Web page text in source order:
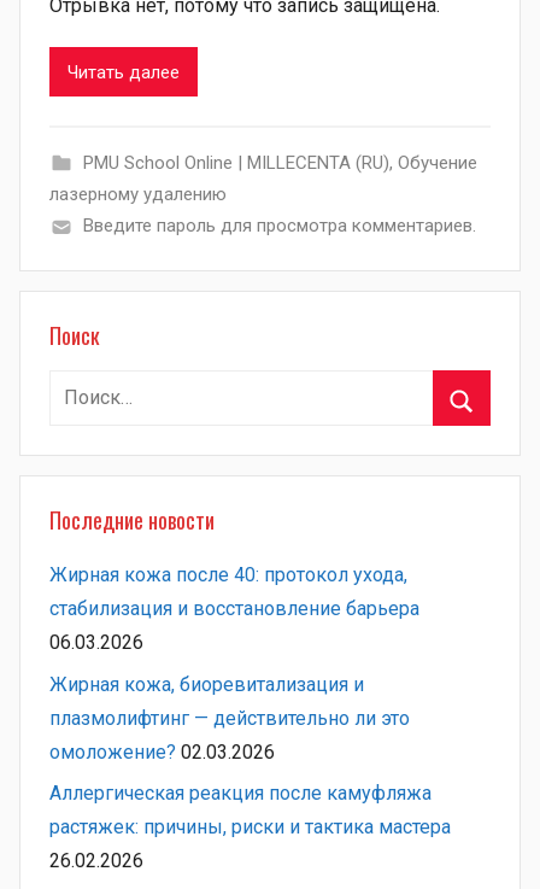
Отрывка нет, потому что запись защищена.
Читать далее
PMU School Online | MILLECENTA (RU), Обучение
лазерному удалению
Введите пароль для просмотра комментариев.
Поиск
Найти:
Последние новости
Жирная кожа после 40: протокол ухода,
стабилизация и восстановление барьера
06.03.2026
Жирная кожа, биоревитализация и
плазмолифтинг — действительно ли это
омоложение? 02.03.2026
Аллергическая реакция после камуфляжа
растяжек: причины, риски и тактика мастера
26.02.2026